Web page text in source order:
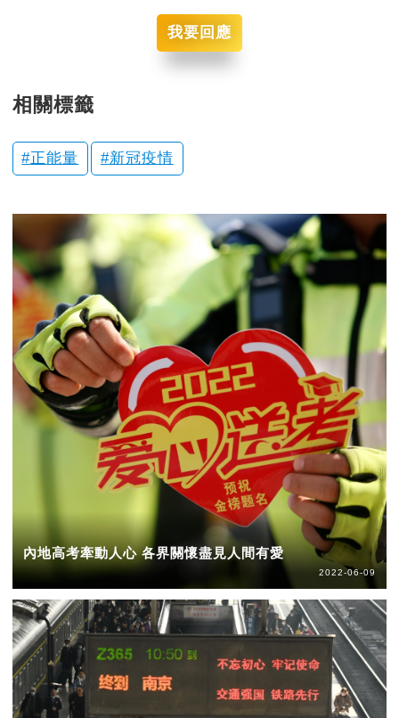
我要回應
相關標籤
正能量 新冠疫情
內地高考牽動人心 各界關懷盡見人間有愛
2022-06-09